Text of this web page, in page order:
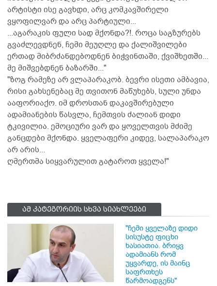
არტისტი ისე გავხდი, არც კომკავშირელი
ვყოფილვარ და არც პარტიული...
...აგარაკის ფული სად მქონდა?!. როცა საგზურებს
გვაძლევდნენ, ჩემი მეუღლე და ქალიშვილები
ერთად მიბრძანდებოდნენ ბიჭვინთაში, ქვიშხეთში...
მე მიშვებდნენ ბაზარში..."
"ზოგ რამეზე არ ვლაპარაკობ. ბევრი ისეთი ამბავია,
რისი გახსენებაც მე თვითონ მაწუხებს, სული უნდა
ააფორიაქო. იმ დროსთან დაკავშირებული
ადამიანების წასვლა, ჩემთვის ძალიან დიდი
ტკივილია. ემოციური ვარ და ყოველთვის მძიმე
განცდები მქონდა. ყველაფერი კიდევ, სალაპარაკო
არ არის...
ღმერთმა სიყვარულით გატაროთ ყველა!"
ამ კატეგორიის სხვა სიახლეები
"ჩემი ყველაზე დიდი
სისუსტე ფიცხი
ხასიათია. ბრიყვ
ადამიანს რომ
უყვარდე, ის მაინც
საფრთხეს
წარმოადგენს"